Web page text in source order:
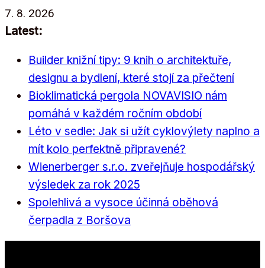
Přeskočit
na
7. 8. 2026
Latest:
Builder knižní tipy: 9 knih o architektuře,
designu a bydlení, které stojí za přečtení
Bioklimatická pergola NOVAVISIO nám
pomáhá v každém ročním období
Léto v sedle: Jak si užít cyklovýlety naplno a
mít kolo perfektně připravené?
Wienerberger s.r.o. zveřejňuje hospodářský
výsledek za rok 2025
Spolehlivá a vysoce účinná oběhová
čerpadla z Boršova